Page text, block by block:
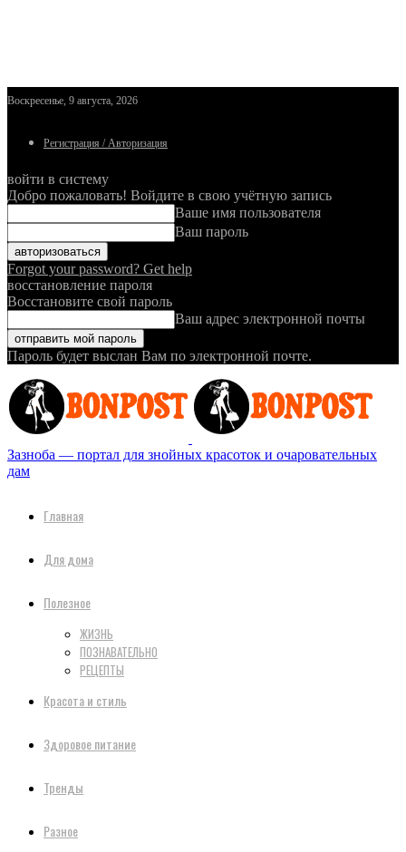
Воскресенье, 9 августа, 2026
Регистрация / Авторизация
войти в систему
Добро пожаловать! Войдите в свою учётную запись
Ваше имя пользователя
Ваш пароль
Forgot your password? Get help
восстановление пароля
Восстановите свой пароль
Ваш адрес электронной почты
Пароль будет выслан Вам по электронной почте.
Зазноба — портал для знойных красоток и очаровательных
дам
Главная
Для дома
Полезное
ЖИЗНЬ
ПОЗНАВАТЕЛЬНО
РЕЦЕПТЫ
Красота и стиль
Здоровое питание
Тренды
Разное